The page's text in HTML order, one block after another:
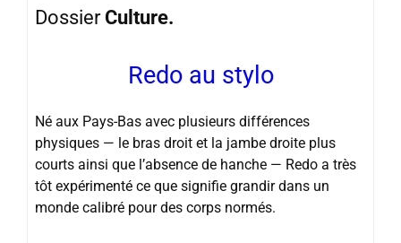
Dossier Culture.
Redo au stylo
Né aux Pays-Bas avec plusieurs différences
physiques — le bras droit et la jambe droite plus
courts ainsi que l’absence de hanche — Redo a très
tôt expérimenté ce que signifie grandir dans un
monde calibré pour des corps normés.